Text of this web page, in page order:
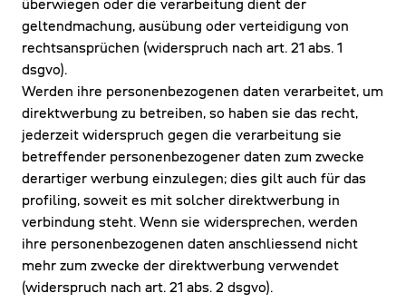
überwiegen oder die verarbeitung dient der
geltendmachung, ausübung oder verteidigung von
rechtsansprüchen (widerspruch nach art. 21 abs. 1
dsgvo).
Werden ihre personenbezogenen daten verarbeitet, um
direktwerbung zu betreiben, so haben sie das recht,
jederzeit widerspruch gegen die verarbeitung sie
betreffender personenbezogener daten zum zwecke
derartiger werbung einzulegen; dies gilt auch für das
profiling, soweit es mit solcher direktwerbung in
verbindung steht. Wenn sie widersprechen, werden
ihre personenbezogenen daten anschliessend nicht
mehr zum zwecke der direktwerbung verwendet
(widerspruch nach art. 21 abs. 2 dsgvo).